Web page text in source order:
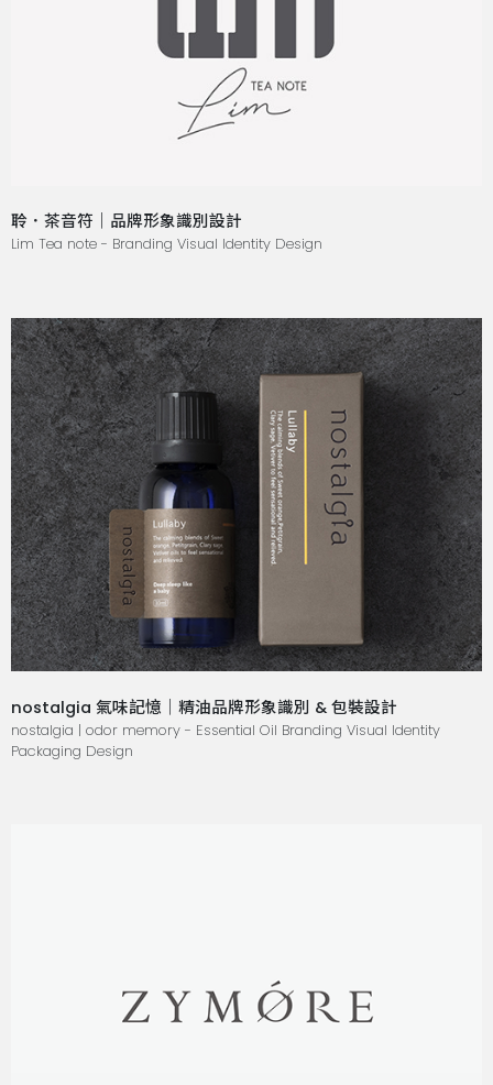
聆．茶音符｜品牌形象識別設計
Lim Tea note - Branding Visual Identity Design
nostalgia 氣味記憶｜精油品牌形象識別 & 包裝設計
nostalgia | odor memory - Essential Oil Branding Visual Identity
Packaging Design